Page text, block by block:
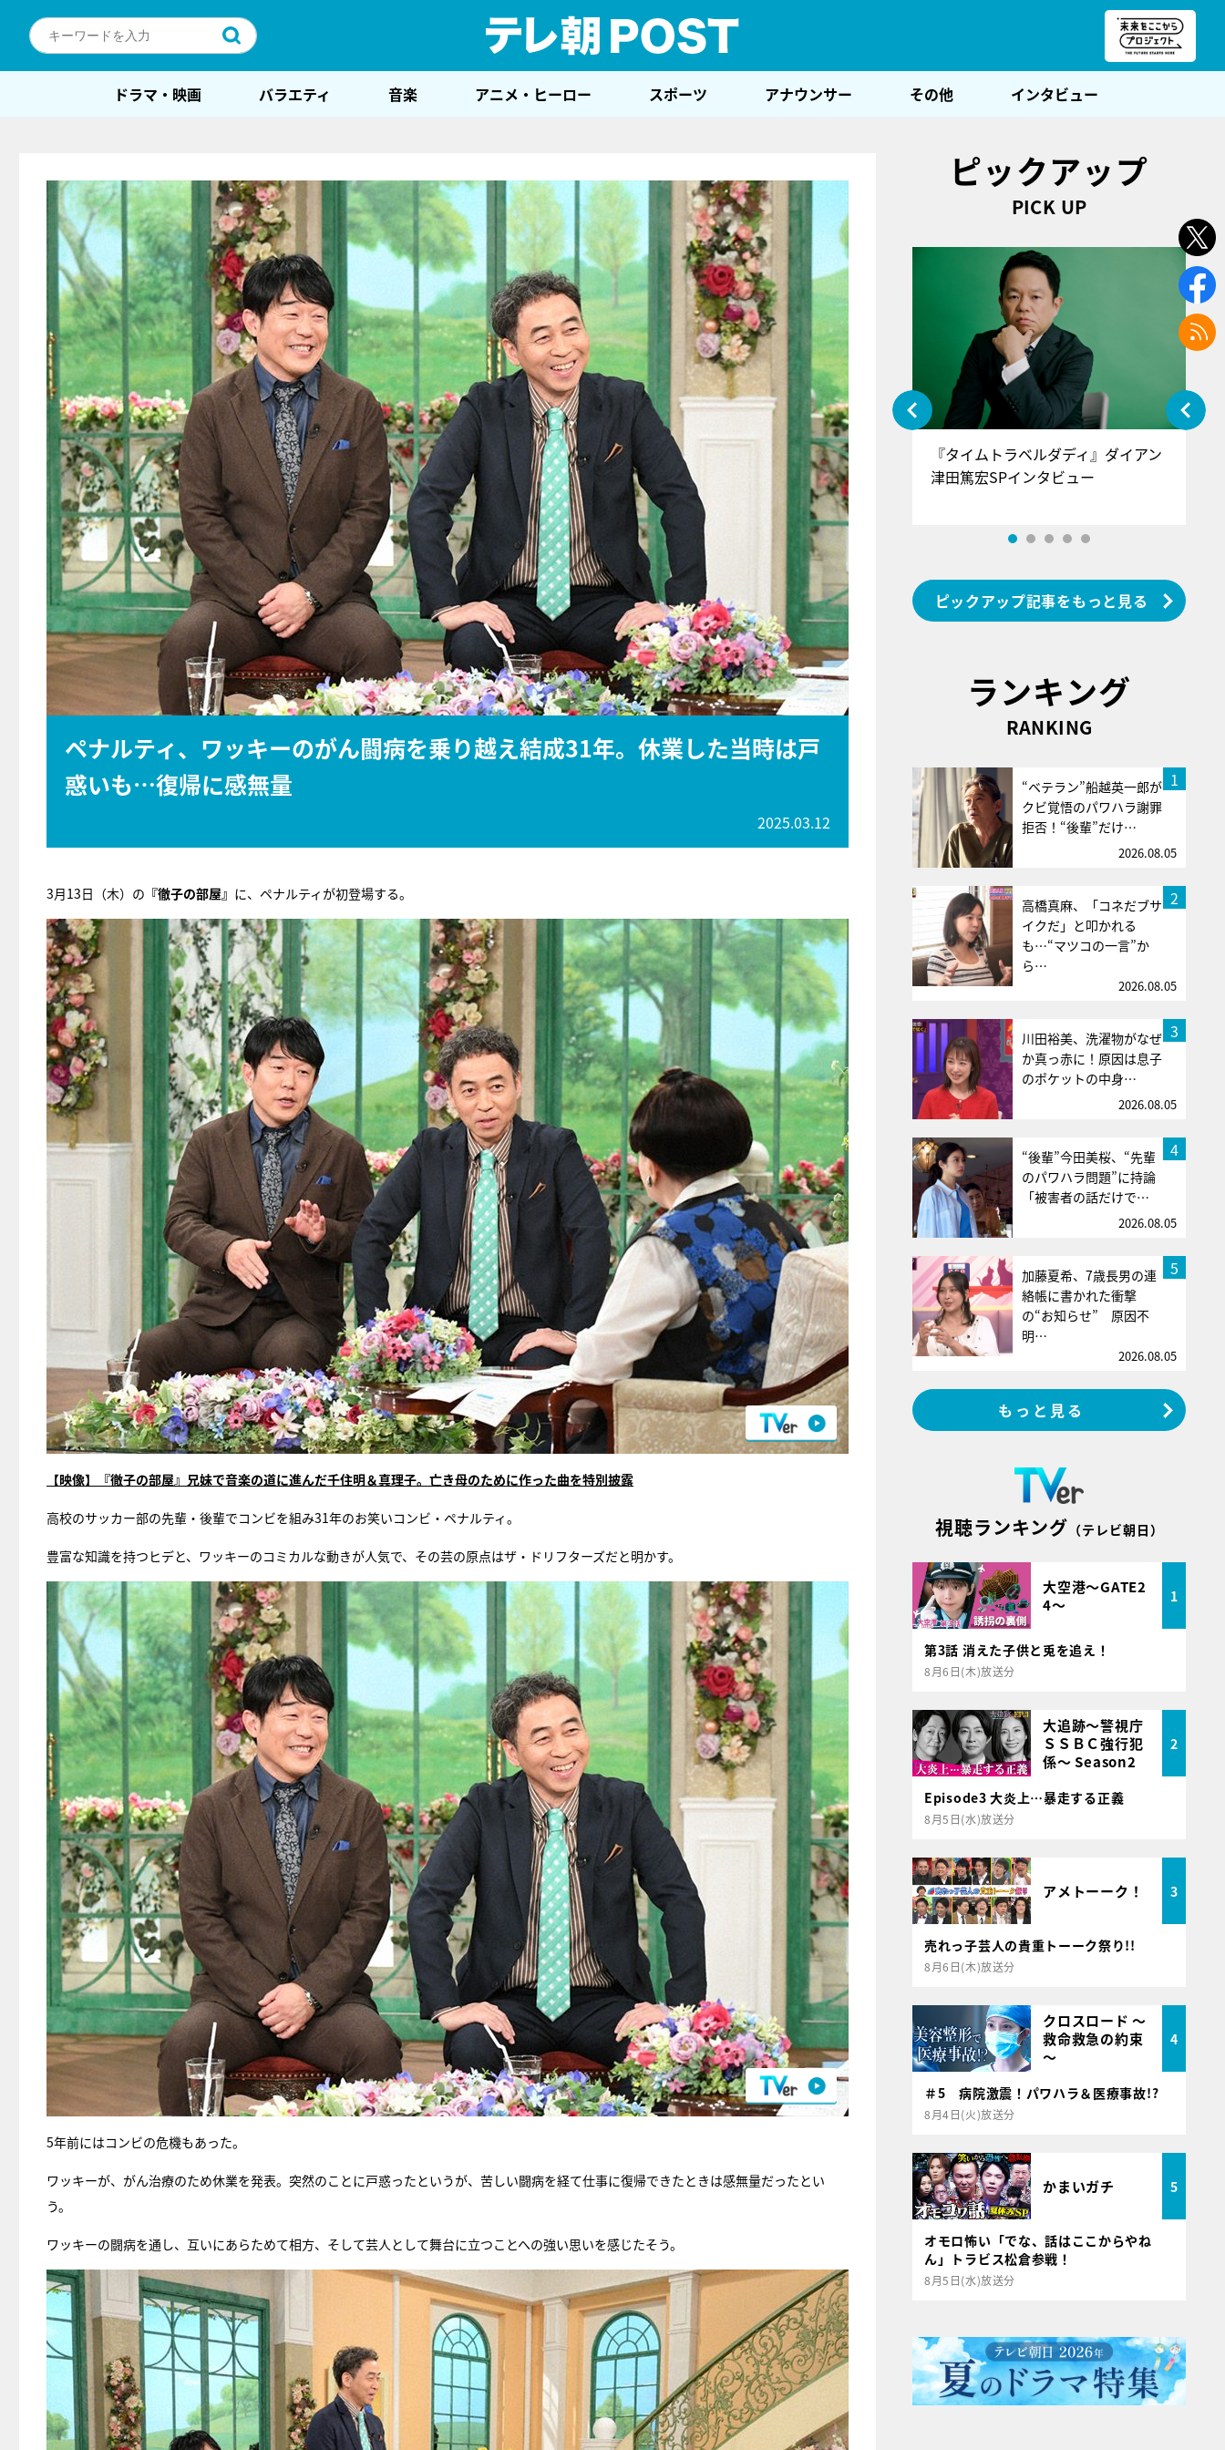
ドラマ・映画 バラエティ 音楽 アニメ・ヒーロー スポーツ アナウンサー その他 インタビュー
ペナルティ、ワッキーのがん闘病を乗り越え結成31年。休業した当時は戸
惑いも…復帰に感無量
2025.03.12
3月13日（木）の 『徹子の部屋』 に、ペナルティが初登場する。
【映像】『徹子の部屋』兄妹で音楽の道に進んだ千住明＆真理子。亡き母のために作った曲を特別披露
高校のサッカー部の先輩・後輩でコンビを組み31年のお笑いコンビ・ペナルティ。
豊富な知識を持つヒデと、ワッキーのコミカルな動きが人気で、その芸の原点はザ・ドリフターズだと明かす。
5年前にはコンビの危機もあった。
ワッキーが、がん治療のため休業を発表。突然のことに戸惑ったというが、苦しい闘病を経て仕事に復帰できたときは感無量だったとい
う。
ワッキーの闘病を通し、互いにあらためて相方、そして芸人として舞台に立つことへの強い思いを感じたそう。
ピックアップ
PICK UP
『アイ＝ラブ！げーみんぐ』＝LOV
E齋藤樹愛羅＆佐々木舞香SPインタ
ビュー
『タイムトラベルダディ』ダイアン
津田篤宏SPインタビュー
ピックアップ記事をもっと見る
ランキング
RANKING
1
“ベテラン”船越英一郎が
クビ覚悟のパワハラ謝罪
拒否！“後輩”だけ…
2026.08.05
2
高橋真麻、「コネだブサ
イクだ」と叩かれる
も…“マツコの一言”か
ら…
2026.08.05
3
川田裕美、洗濯物がなぜ
か真っ赤に！原因は息子
のポケットの中身…
2026.08.05
4
“後輩”今田美桜、“先輩
のパワハラ問題”に持論
「被害者の話だけで…
2026.08.05
5
加藤夏希、7歳長男の連
絡帳に書かれた衝撃
の“お知らせ” 原因不
明…
2026.08.05
もっと見る
視聴ランキング （テレビ朝日）
大空港～GATE2
4～
1
第3話 消えた子供と兎を追え！
8月6日(木)放送分
大追跡～警視庁
ＳＳＢＣ強行犯
係～ Season2
2
Episode3 大炎上…暴走する正義
8月5日(水)放送分
アメトーーク！ 3
売れっ子芸人の貴重トーーク祭り!!
8月6日(木)放送分
クロスロード ～
救命救急の約束
～
4
＃5 病院激震！パワハラ＆医療事故!?
8月4日(火)放送分
かまいガチ 5
オモロ怖い「でな、話はここからやね
ん」トラビス松倉参戦！
8月5日(水)放送分